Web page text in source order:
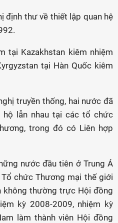
định thư về thiết lập quan hệ
tại Kazakhstan kiêm nhiệm
tại Hàn Quốc kiêm
truyền thống, hai nước đã
hộ lẫn nhau tại các tổ chức
trong đó có Liên hợp
nước đầu tiên ở Trung Á
chức Thương mại thế giới
không thường trực Hội đồng
kỳ 2008-2009, nhiệm kỳ
làm thành viên Hội đồng